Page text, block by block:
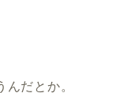
だとか。